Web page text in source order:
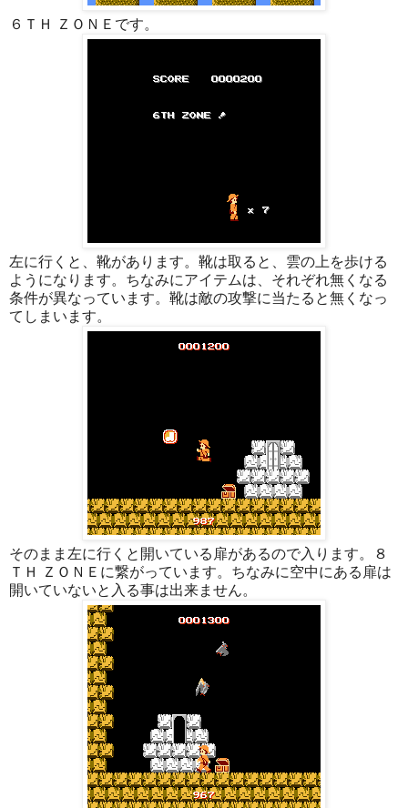
６ＴＨ ＺＯＮＥです。
左に行くと、靴があります。靴は取ると、雲の上を歩ける
ようになります。ちなみにアイテムは、それぞれ無くなる
条件が異なっています。靴は敵の攻撃に当たると無くなっ
てしまいます。
そのまま左に行くと開いている扉があるので入ります。８
ＴＨ ＺＯＮＥに繋がっています。ちなみに空中にある扉は
開いていないと入る事は出来ません。